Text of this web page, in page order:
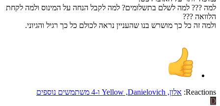
למה ??? למה לשלם בתשלומים? למה לקבל הנחה על המינוס ולמה לקחת
הלוואה ???
ולמה זה כל כך מושרש בנו שהעניין נראה לכולם כל כך רגיל והגיוני.
Reactions: אלון,
Danielovich
,
Yellow ו-4 משתמשים נוספים
D